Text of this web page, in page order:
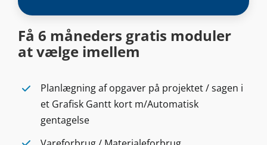
Få 6 måneders gratis moduler
at vælge imellem
Planlægning af opgaver på projektet / sagen i
et Grafisk Gantt kort m/Automatisk
gentagelse